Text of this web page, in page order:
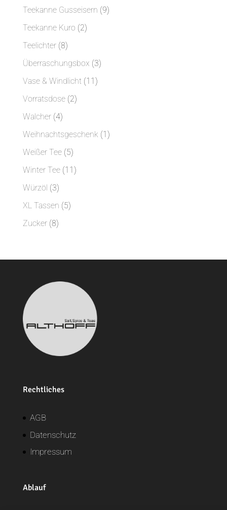
Produkte
Teekanne Gusseisern 99
Teekanne Kuro 22
Teelichter 88
Produkte
Überraschungsbox 33
Vase & Windlicht 11 11
Vorratsdose 22
Walcher 44
Produkte
Weihnachtsgeschenk 1 1
Weißer Tee 55
Produkte
Winter Tee 11 11
Würzöl 33
Produkte
XL Tassen 55
Zucker 88
Rechtliches
AGB
Datenschutz
Impressum
Ablauf